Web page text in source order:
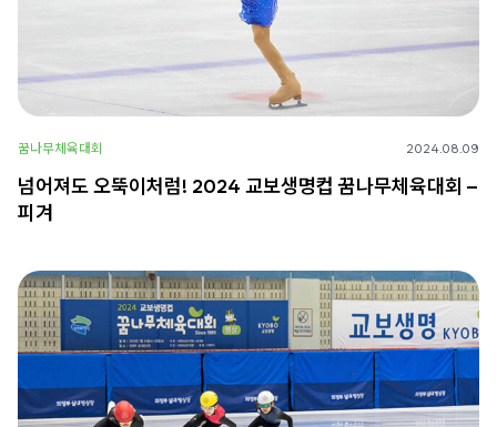
꿈나무체육대회 2024.08.09
넘어져도 오뚝이처럼! 2024 교보생명컵 꿈나무체육대회 –
피겨